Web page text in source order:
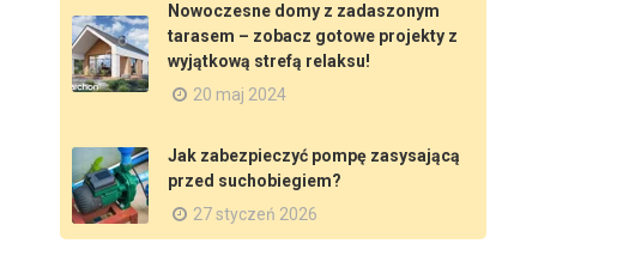
Nowoczesne domy z zadaszonym
tarasem – zobacz gotowe projekty z
wyjątkową strefą relaksu!
20 maj 2024
Jak zabezpieczyć pompę zasysającą
przed suchobiegiem?
27 styczeń 2026